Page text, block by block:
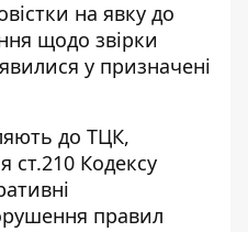
на явку до
щодо звірки
у призначені
до ТЦК,
ст.210 Кодексу
правил